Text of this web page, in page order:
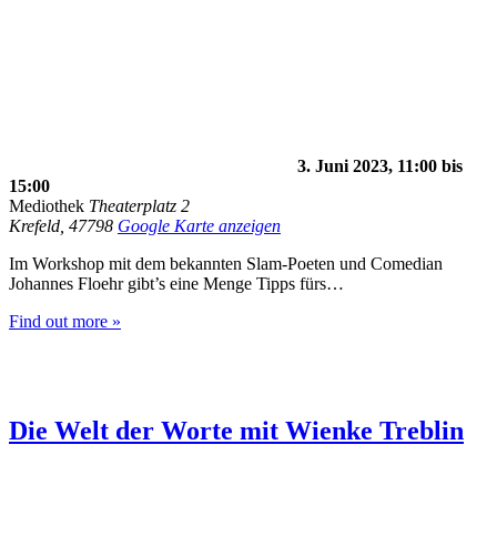
3. Juni 2023, 11:00 bis
15:00
Mediothek Theaterplatz 2
Krefeld, 47798 Google Karte anzeigen
Im Workshop mit dem bekannten Slam-Poeten und Comedian
Johannes Floehr gibt’s eine Menge Tipps fürs…
Find out more »
Die Welt der Worte mit Wienke Treblin